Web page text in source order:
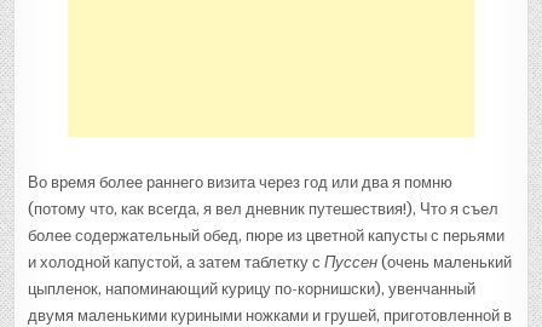
Во время более раннего визита через год или два я помню
(потому что, как всегда, я вел дневник путешествия!), Что я съел
более содержательный обед, пюре из цветной капусты с перьями
и холодной капустой, а затем таблетку сПуссен (очень маленький
цыпленок, напоминающий курицу по-корнишски), увенчанный
двумя маленькими куриными ножками и грушей, приготовленной в